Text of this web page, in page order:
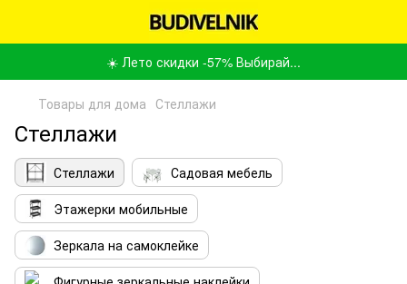
☀️ Лето скидки -57% Выбирай...
Товары для дома Стеллажи
Стеллажи
Стеллажи
Садовая мебель
Этажерки мобильные
Зеркала на самоклейке